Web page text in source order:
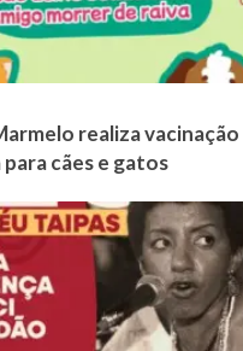
realiza vacinação
cães e gatos